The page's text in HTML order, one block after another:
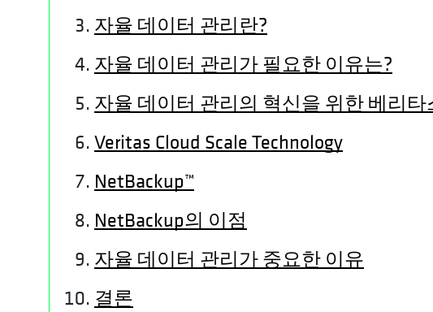
자율 데이터 관리란?
자율 데이터 관리가 필요한 이유는?
자율 데이터 관리의 혁신을 위한 베리
Veritas Cloud Scale Technology
NetBackup™
NetBackup의 이점
자율 데이터 관리가 중요한 이유
결론